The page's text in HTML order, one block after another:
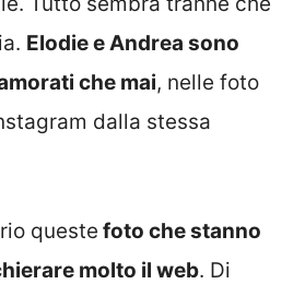
Elodie e Andrea sono
che mai, nelle foto
dalla stessa
queste foto che stanno
molto il web. Di